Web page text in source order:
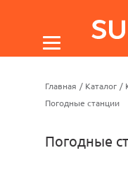
Главная / Каталог /
Погодные станции
Погодные